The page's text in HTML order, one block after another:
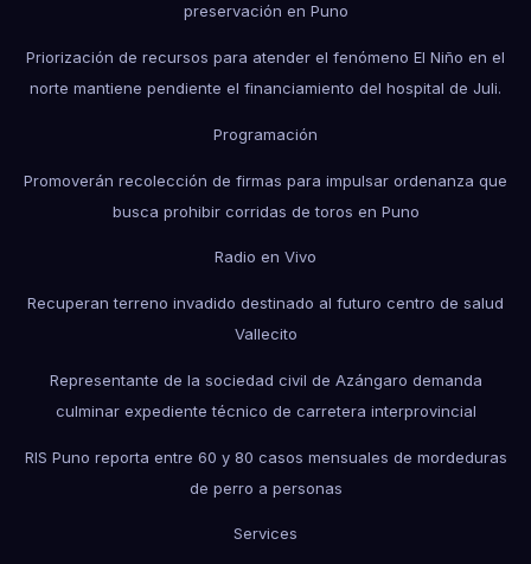
preservación en Puno
Priorización de recursos para atender el fenómeno El Niño en el
norte mantiene pendiente el financiamiento del hospital de Juli.
Programación
Promoverán recolección de firmas para impulsar ordenanza que
busca prohibir corridas de toros en Puno
Radio en Vivo
Recuperan terreno invadido destinado al futuro centro de salud
Vallecito
Representante de la sociedad civil de Azángaro demanda
culminar expediente técnico de carretera interprovincial
RIS Puno reporta entre 60 y 80 casos mensuales de mordeduras
de perro a personas
Services